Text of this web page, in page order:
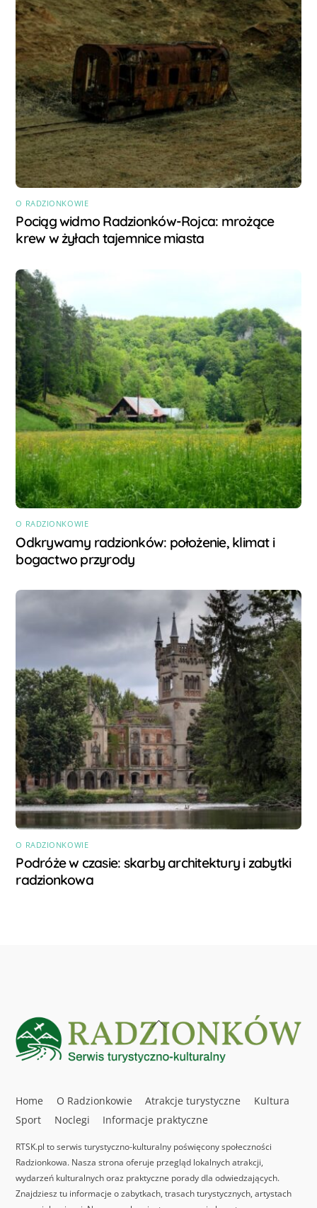
O RADZIONKOWIE
Pociąg widmo Radzionków-Rojca: mrożące
krew w żyłach tajemnice miasta
O RADZIONKOWIE
Odkrywamy radzionków: położenie, klimat i
bogactwo przyrody
O RADZIONKOWIE
Podróże w czasie: skarby architektury i zabytki
radzionkowa
Back
To
Top
Home O Radzionkowie Atrakcje turystyczne
Kultura
Sport
Noclegi Informacje praktyczne
RTSK.pl to serwis turystyczno-kulturalny poświęcony społeczności
Radzionkowa. Nasza strona oferuje przegląd lokalnych atrakcji,
wydarzeń kulturalnych oraz praktyczne porady dla odwiedzających.
Znajdziesz tu informacje o zabytkach, trasach turystycznych, artystach